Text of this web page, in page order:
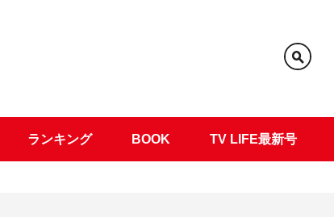
ランキング BOOK TV LIFE最新号